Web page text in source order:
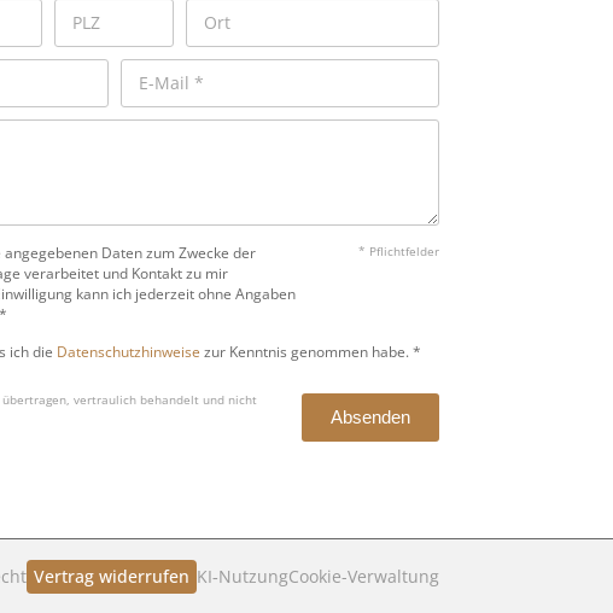
Vertrag widerrufen KI‑NutzungCookie-Verwaltung
Daten zum Zwecke der
verarbeitet und Kontakt zu mir
kann ich jederzeit ohne Angaben
* Pflichtfelder
ich die Datenschutzhinweise zur Kenntnis genommen habe. *
vertraulich behandelt und nicht
Absenden